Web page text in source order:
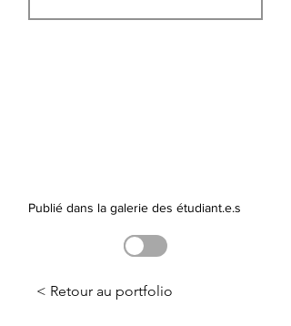
Publié dans la galerie des étudiant.e.s
< Retour au portfolio